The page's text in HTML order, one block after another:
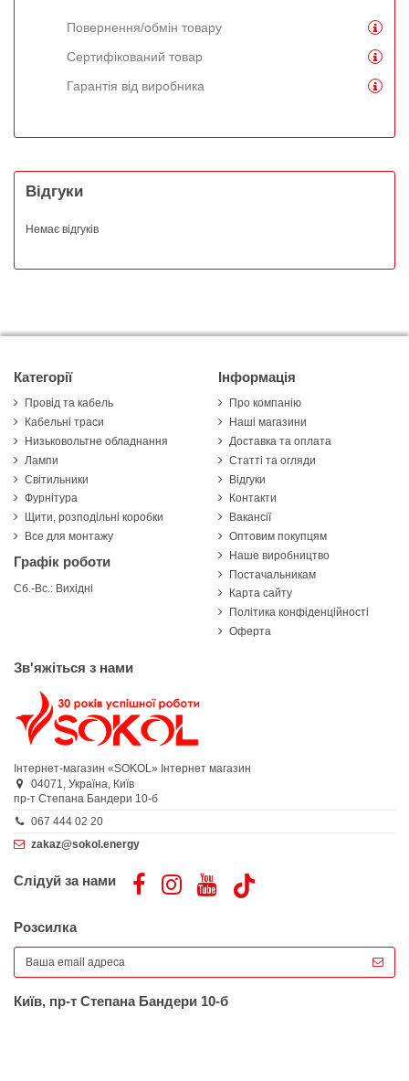
Повернення/обмін товару
Сертифікований товар
Гарантія від виробника
Відгуки
Немає відгуків
Категорії
Провід та кабель
Кабельні траси
Низьковольтне обладнання
Лампи
Світильники
Фурнітура
Щити, розподільні коробки
Все для монтажу
Графік роботи
Сб.-Вс.: Вихідні
Інформація
Про компанію
Наші магазини
Доставка та оплата
Статті та огляди
Відгуки
Контакти
Вакансії
Оптовим покупцям
Наше виробництво
Постачальникам
Карта сайту
Політика конфіденційності
Оферта
Зв'яжіться з нами
Інтернет-магазин «SOKOL» Інтернет магазин
04071, Україна, Київ
пр-т Степана Бандери 10-б
067 444 02 20
zakaz@sokol.energy
Слідуй за нами
Розсилка
Київ, пр-т Степана Бандери 10-б